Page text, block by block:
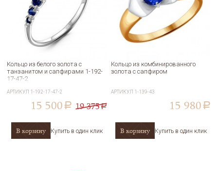
Кольцо из белого золота с
танзанитом и сапфирами 1-192-
17-47-2
АРТИКУЛ 1-192-17-47-2
15 500 a 19 375a
В корзину Купить в один клик
Кольцо из комбинированного
золота с сапфиром
АРТИКУЛ 1-139-43
15 980 a
В корзину Купить в один клик